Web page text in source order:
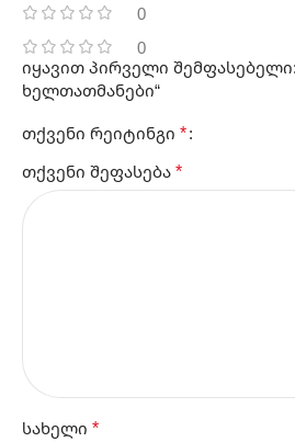
0
0
იყავით პირველი
ხელთათმანები“
თქვენი რეიტინგი *
თქვენი შეფასება *
სახელი *